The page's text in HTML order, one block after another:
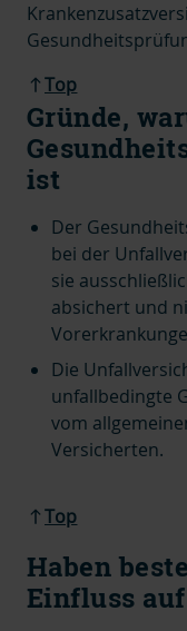
Top
Gründe,
ist
Der
bei der
sie
absichert und
Die
unfallbedingte
vom
Versicherten.
Top
Haben
Einfluss